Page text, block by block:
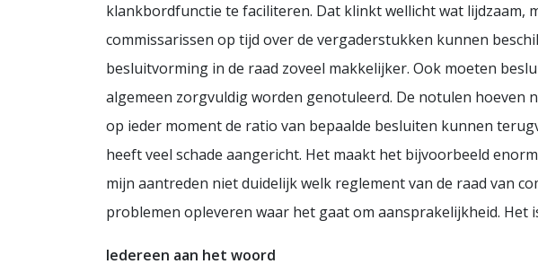
klankbordfunctie te faciliteren. Dat klinkt wellicht wat lijdzaam,
commissarissen op tijd over de vergaderstukken kunnen
besluitvorming in de raad zoveel makkelijker. Ook moeten
algemeen zorgvuldig worden genotuleerd. De notulen hoeven
op ieder moment de ratio van bepaalde besluiten kunnen
heeft veel schade aangericht. Het maakt het bijvoorbeeld
mijn aantreden niet duidelijk welk reglement van de raad van
problemen opleveren waar het gaat om aansprakelijkheid. Het
Iedereen aan het woord